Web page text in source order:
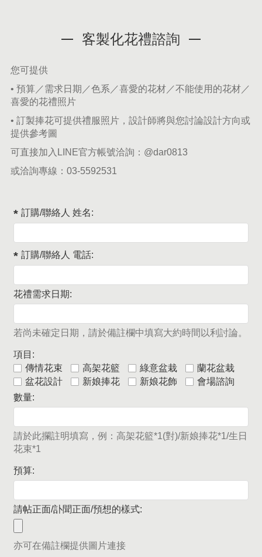
客製化花禮諮詢
您可提供
• 預算／需求日期／色系／喜愛的花材／不能使用的花材／
喜愛的花禮照片
• 訂製捧花可提供禮服照片，設計師將與您討論設計方向或
提供參考圖
可直接加入LINE官方帳號洽詢： @dar0813
或洽詢專線： 03-5592531
訂購/聯絡人 姓名:
訂購/聯絡人 電話:
花禮需求日期:
若尚未確定日期，請於備註欄中填寫大約時間以利討論。
項目:
傳情花束
高架花籃 綠意盆栽
蘭花盆栽
盆花設計
新娘捧花 新娘花飾
會場諮詢
數量:
請於此攔註明填寫，例：高架花籃*1(對)/新娘捧花*1/生日
花束*1
預算:
請帖正面/訃聞正面/預想的樣式:
亦可在備註欄提供圖片連接